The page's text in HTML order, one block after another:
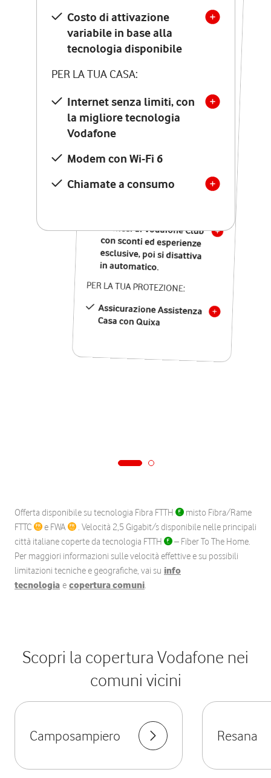
Costo di attivazione
variabile in base alla
tecnologia disponibile
PER LA TUA CASA:
Internet senza limiti, con
la migliore tecnologia
Vodafone
Modem con Wi-Fi 6
Chiamate a consumo
Costo di attivazione
variabile in base alla
tecnologia disponibile
PER LA TUA CASA:
Internet senza limiti, con
la migliore tecnologia
Vodafone
Modem Seven con Wi-Fi 7
Chiamate illimitate verso
numeri fissi e mobili
nazionali
12 mesi di Vodafone Club
con sconti ed esperienze
esclusive, poi si disattiva
in automatico.
PER LA TUA PROTEZIONE:
Assicurazione Assistenza
Casa con Quixa
Offerta disponibile su tecnologia Fibra FTTH
misto Fibra/Rame
FTTC
e FWA
. Velocità 2,5 Gigabit/s disponibile nelle principali
città italiane coperte da tecnologia FTTH
– Fiber To The Home.
Per maggiori informazioni sulle velocità effettive e su possibili
limitazioni tecniche e geografiche, vai su info
tecnologia e copertura comuni.
Scopri la copertura Vodafone nei
comuni vicini
Camposampiero Resana